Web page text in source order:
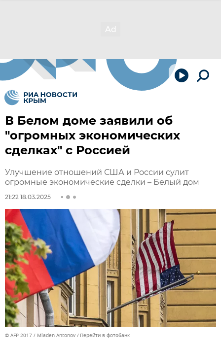
В Белом доме заявили об
"огромных экономических
сделках" с Россией
Улучшение отношений США и России сулит
огромные экономические сделки – Белый дом
21:22 18.03.2025
© AFP 2017 / Mladen Antonov Перейти в фотобанк